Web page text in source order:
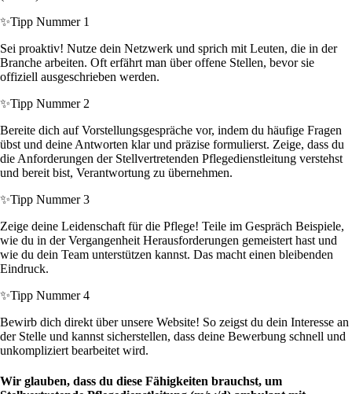
✨Tipp Nummer 1
Sei proaktiv! Nutze dein Netzwerk und sprich mit Leuten, die in der
Branche arbeiten. Oft erfährt man über offene Stellen, bevor sie
offiziell ausgeschrieben werden.
✨Tipp Nummer 2
Bereite dich auf Vorstellungsgespräche vor, indem du häufige Fragen
übst und deine Antworten klar und präzise formulierst. Zeige, dass du
die Anforderungen der Stellvertretenden Pflegedienstleitung verstehst
und bereit bist, Verantwortung zu übernehmen.
✨Tipp Nummer 3
Zeige deine Leidenschaft für die Pflege! Teile im Gespräch Beispiele,
wie du in der Vergangenheit Herausforderungen gemeistert hast und
wie du dein Team unterstützen kannst. Das macht einen bleibenden
Eindruck.
✨Tipp Nummer 4
Bewirb dich direkt über unsere Website! So zeigst du dein Interesse an
der Stelle und kannst sicherstellen, dass deine Bewerbung schnell und
unkompliziert bearbeitet wird.
Wir glauben, dass du diese Fähigkeiten brauchst, um